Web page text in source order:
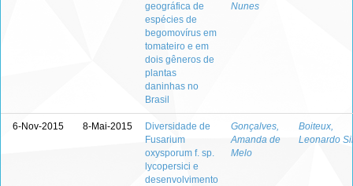
geográfica de
espécies de
begomovírus em
tomateiro e em
dois gêneros de
plantas
daninhas no
Brasil
Nunes
6-Nov-2015 8-Mai-2015
Diversidade de
Fusarium
oxysporum f. sp.
lycopersici e
desenvolvimento
Gonçalves,
Amanda de
Melo
Boiteux,
Leonardo